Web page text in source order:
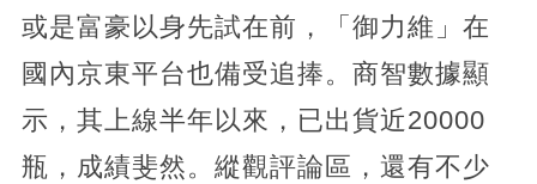
或是富豪以身先試在前，「御力維」在
國內京東平台也備受追捧。商智數據顯
示，其上線半年以來，已出貨近20000
瓶，成績斐然。縱觀評論區，還有不少